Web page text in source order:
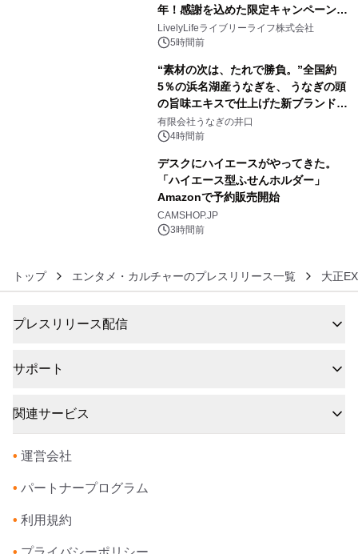
年！感謝を込めた限定キャンペーンを
8月10日より開催
LivelyLifeライブリーライフ株式会社
5時間前
“素材の次は、たれで勝負。”全国約
5％の浜名湖産うなぎを、 うなぎの頭
の旨味エキスで仕上げた新ブランド
「井口の誉」誕生
有限会社うなぎの井口
4時間前
デスクにハイエースがやってきた。
「ハイエース型ふせんホルダー」
Amazonで予約販売開始
CAMSHOP.JP
3時間前
トップ エンタメ・カルチャーのプレスリリース一覧 大正
プレスリリース配信
サポート
関連サービス
• 運営会社
• パートナープログラム
• 利用規約